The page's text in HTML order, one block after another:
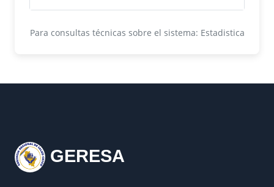
Para consultas técnicas sobre el sistema: Estadistica
GERESA